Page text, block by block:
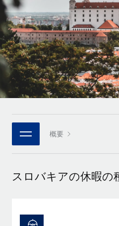
インフラ
Remote統合
人事機能をワークフローにシ
プラットフォーム
チームのための人事の基本機
接続 新しい
当社のMCPを使用して、あ
統合
基本的なビジネスツールを活
グローバル人事・コンプライ
成長中の企業向けのアジャイ
リューション
ミッドマーケット
カスタマイズされた人事ソリ
企業
大企業向けのグローバルHR
パートナーに登録
戦略的テクノロジーパート
グローバルな人事機能を柔軟
当社とのパートナーシップの
REMOTEで学習
リサーチおよびガイド
活用事例
HR用語集
チェックリストおよびテンプ
職務内容ライブラリ
ウェビナー
イベント
ニュースルーム
情報センター
Deutsch
Español
Italiano
Português (Portugal)
日本語
한국어 概要
スロバキアの休暇の